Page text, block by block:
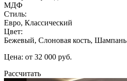
МДФ
Стиль:
Евро, Классический
Цвет:
Бежевый, Слоновая кость, Шампань
Цена: от 32 000 руб.
Рассчитать